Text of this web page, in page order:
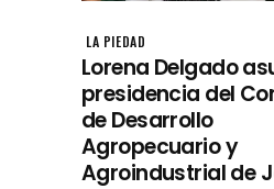
LA PIEDAD
Lorena Delgado
presidencia del
de Desarrollo
Agropecuario y
Agroindustrial de